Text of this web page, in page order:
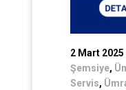
2 Mart 2025
Şemsiye,
Servis,